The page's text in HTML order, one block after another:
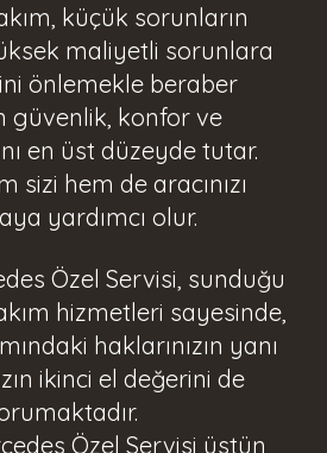
küçük sorunların
maliyetli sorunlara
önlemekle beraber
güvenlik, konfor ve
en üst düzeyde tutar.
sizi hem de aracınızı
yardımcı olur.
Özel Servisi, sunduğu
hizmetleri sayesinde,
haklarınızın yanı
ikinci el değerini de
Özel Servisi üstün